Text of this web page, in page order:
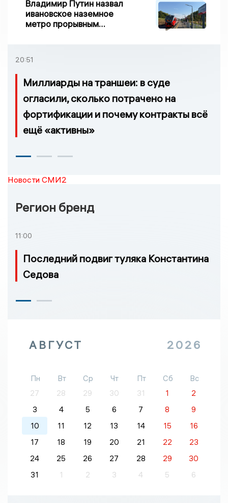
Владимир Путин назвал
ивановское наземное
метро прорывным
20:51
Миллиарды на траншеи: в суде
огласили, сколько потрачено на
фортификации и почему контракты всё
ещё «активны»
Новости СМИ2
Регион бренд
11:00
Последний подвиг туляка Константина
Седова
АВГУСТ 2026
Пн Вт Ср Чт Пт Сб
Вс
27
28 29 30 31 1
2
3
4 5 6 7 8
9
10
11 12 13 14 15
16
17
18 19 20 21 22
23
24
25 26 27 28 29
30
31
1 2 3 4 5 6